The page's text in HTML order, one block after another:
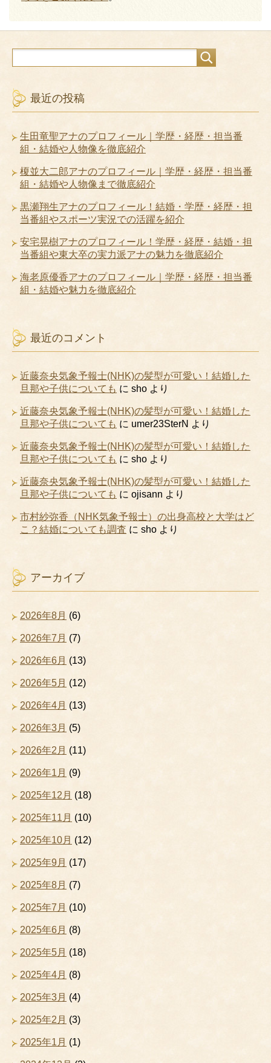
最近の投稿
生田竜聖アナのプロフィール｜学歴・経歴・担当番
組・結婚や人物像を徹底紹介
榎並大二郎アナのプロフィール｜学歴・経歴・担当番
組・結婚や人物像まで徹底紹介
黒瀬翔生アナのプロフィール！結婚・学歴・経歴・担
当番組やスポーツ実況での活躍を紹介
安宅晃樹アナのプロフィール！学歴・経歴・結婚・担
当番組や東大卒の実力派アナの魅力を徹底紹介
海老原優香アナのプロフィール｜学歴・経歴・担当番
組・結婚や魅力を徹底紹介
最近のコメント
近藤奈央気象予報士(NHK)の髪型が可愛い！結婚した
旦那や子供についても に sho より
近藤奈央気象予報士(NHK)の髪型が可愛い！結婚した
旦那や子供についても に umer23SterN より
近藤奈央気象予報士(NHK)の髪型が可愛い！結婚した
旦那や子供についても に sho より
近藤奈央気象予報士(NHK)の髪型が可愛い！結婚した
旦那や子供についても に ojisann より
市村紗弥香（NHK気象予報士）の出身高校と大学はど
こ？結婚についても調査 に sho より
アーカイブ
2026年8月 (6)
2026年7月 (7)
2026年6月 (13)
2026年5月 (12)
2026年4月 (13)
2026年3月 (5)
2026年2月 (11)
2026年1月 (9)
2025年12月 (18)
2025年11月 (10)
2025年10月 (12)
2025年9月 (17)
2025年8月 (7)
2025年7月 (10)
2025年6月 (8)
2025年5月 (18)
2025年4月 (8)
2025年3月 (4)
2025年2月 (3)
2025年1月 (1)